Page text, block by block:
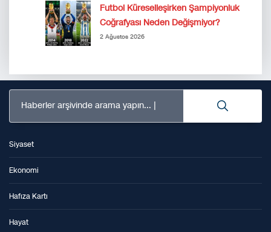
Futbol Küreselleşirken Şampiyonluk
Coğrafyası Neden Değişmiyor?
2 Ağustos 2026
Haberler arşivinde arama yapın...
Siyaset
Ekonomi
Hafıza Kartı
Hayat